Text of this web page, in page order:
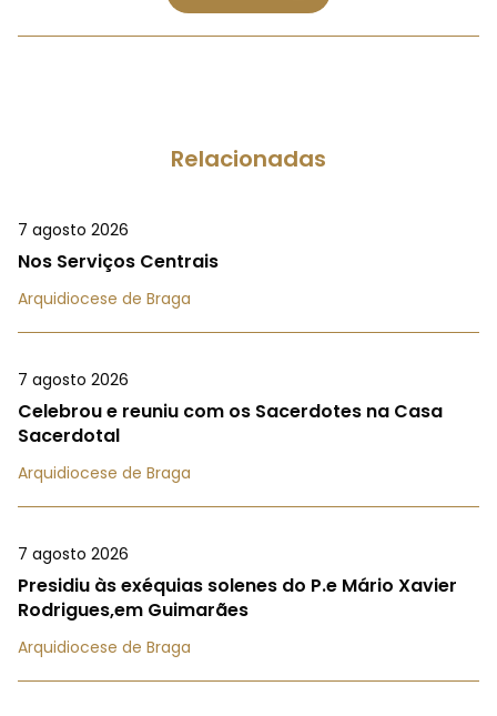
Relacionadas
7 agosto 2026
Nos Serviços Centrais
Arquidiocese de Braga
7 agosto 2026
Celebrou e reuniu com os Sacerdotes na Casa
Sacerdotal
Arquidiocese de Braga
7 agosto 2026
Presidiu às exéquias solenes do P.e Mário Xavier
Rodrigues,em Guimarães
Arquidiocese de Braga